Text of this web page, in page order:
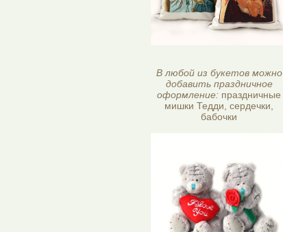
В любой из букетов можно
добавить праздничное
оформление: праздничные
мишки Тедди, сердечки,
бабочки